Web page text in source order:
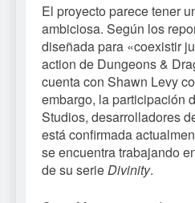
El proyecto parece tener
ambiciosa. Según los
diseñada para «coexistir
action de Dungeons &
cuenta con Shawn Levy
embargo, la participación
Studios, desarrolladores
está confirmada
se encuentra trabajando
de su serieDivinity.